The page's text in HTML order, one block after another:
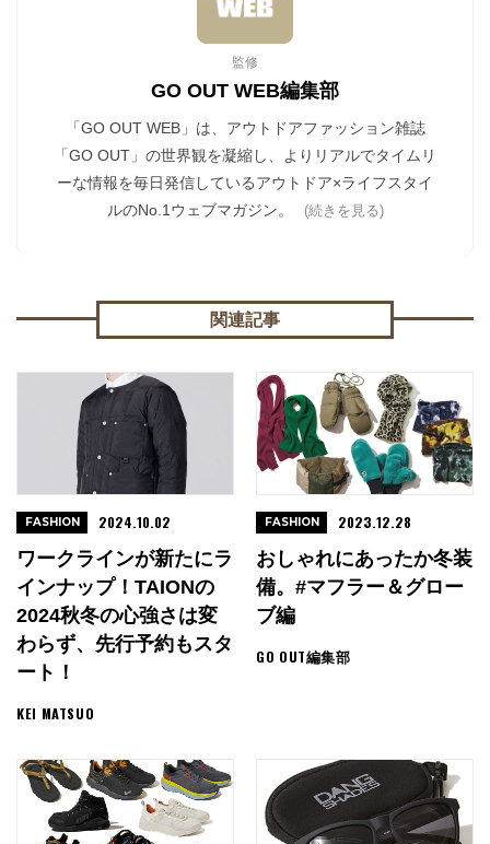
監修
GO OUT WEB編集部
「GO OUT WEB」は、アウトドアファッション雑誌
「GO OUT」の世界観を凝縮し、よりリアルでタイムリ
ーな情報を毎日発信しているアウトドア×ライフスタイ
ルのNo.1ウェブマガジン。
(続きを見る)
関連記事
ワークラインが新たにラ
インナップ！TAIONの
2024秋冬の心強さは変
わらず、先行予約もスタ
ート！
KEI MATSUO
FASHION 2024.10.02
おしゃれにあったか冬装
備。#マフラー＆グロー
ブ編
GO OUT編集部
FASHION 2023.12.28